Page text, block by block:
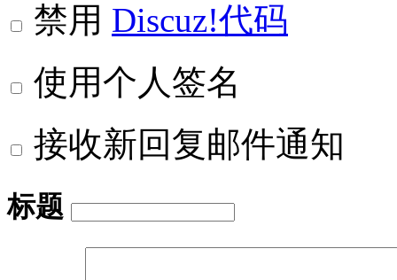
禁用 Discuz!代码
使用个人签名
接收新回复邮件通知
标题